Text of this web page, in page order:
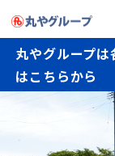
丸やグループは
はこちらから